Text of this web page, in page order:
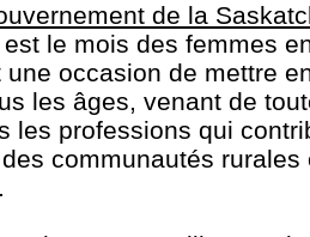
de la
est le mois des femmes
une occasion de mettre
les âges, venant de
les professions qui
communautés